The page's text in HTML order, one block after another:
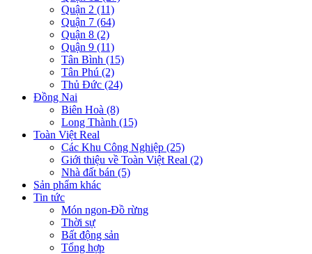
Quận 2 (11)
Quận 7 (64)
Quận 8 (2)
Quận 9 (11)
Tân Bình (15)
Tân Phú (2)
Thủ Đức (24)
Đồng Nai
Biên Hoà (8)
Long Thành (15)
Toàn Việt Real
Các Khu Công Nghiệp (25)
Giới thiệu về Toàn Việt Real (2)
Nhà đất bán (5)
Sản phẩm khác
Tin tức
Món ngon-Đồ rừng
Thời sự
Bất động sản
Tổng hợp